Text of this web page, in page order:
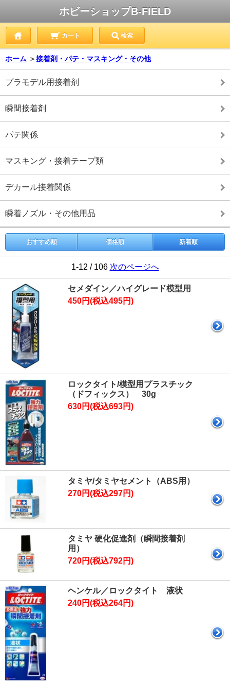
ホビーショップB-FIELD
カート 検索
ホーム ＞接着剤・パテ・マスキング・その他
プラモデル用接着剤
瞬間接着剤
パテ関係
マスキング・接着テープ類
デカール接着関係
瞬着ノズル・その他用品
おすすめ順 価格順 新着順
1-12 / 106 次のページへ
セメダイン／ハイグレード模型用
450円(税込495円)
ロックタイト/模型用プラスチック
（ドフィックス） 30g
630円(税込693円)
タミヤ/タミヤセメント（ABS用）
270円(税込297円)
タミヤ 硬化促進剤（瞬間接着剤
用）
720円(税込792円)
ヘンケル／ロックタイト 液状
240円(税込264円)